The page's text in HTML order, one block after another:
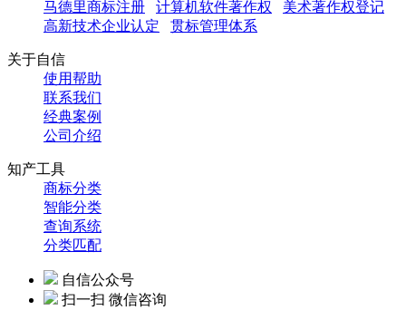
马德里商标注册
计算机软件著作权
美术著作权登记
高新技术企业认定
贯标管理体系
关于自信
使用帮助
联系我们
经典案例
公司介绍
知产工具
商标分类
智能分类
查询系统
分类匹配
自信公众号
扫一扫 微信咨询